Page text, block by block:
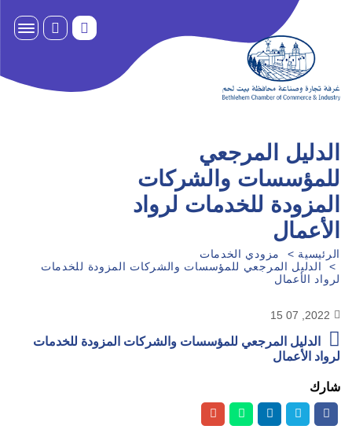
الدليل المرجعي
للمؤسسات والشركات
المزودة للخدمات لرواد
الأعمال
الرئيسية
مزودي الخدمات
الدليل المرجعي للمؤسسات والشركات المزودة للخدمات
لرواد الأعمال
2022, 07 15
الدليل المرجعي للمؤسسات والشركات المزودة للخدمات
لرواد الأعمال
شارك